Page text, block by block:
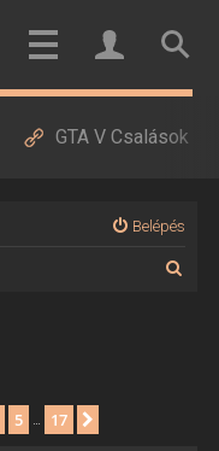
GTA V Csalások
Belépés
5 … 17